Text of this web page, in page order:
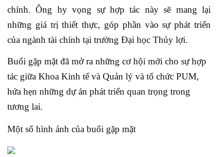
chính. Ông hy vọng sự hợp tác này sẽ mang lại
những giá trị thiết thực, góp phần vào sự phát triển
của ngành tài chính tại trường Đại học Thủy lợi.
Buổi gặp mặt đã mở ra những cơ hội mới cho sự hợp
tác giữa Khoa Kinh tế và Quản lý và tổ chức PUM,
hứa hẹn những dự án phát triển quan trọng trong
tương lai.
Một số hình ảnh của buổi gặp mặt